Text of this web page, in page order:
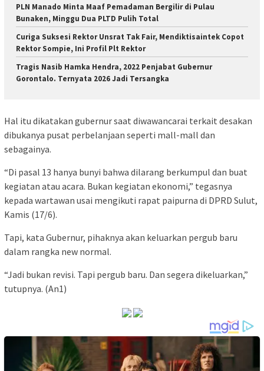
PLN Manado Minta Maaf Pemadaman Bergilir di Pulau
Bunaken, Minggu Dua PLTD Pulih Total
Curiga Suksesi Rektor Unsrat Tak Fair, Mendiktisaintek Copot
Rektor Sompie, Ini Profil Plt Rektor
Tragis Nasib Hamka Hendra, 2022 Penjabat Gubernur
Gorontalo. Ternyata 2026 Jadi Tersangka
Hal itu dikatakan gubernur saat diwawancarai terkait desakan
dibukanya pusat perbelanjaan seperti mall-mall dan
sebagainya.
“Di pasal 13 hanya bunyi bahwa dilarang berkumpul dan buat
kegiatan atau acara. Bukan kegiatan ekonomi,” tegasnya
kepada wartawan usai mengikuti rapat paipurna di DPRD Sulut,
Kamis (17/6).
Tapi, kata Gubernur, pihaknya akan keluarkan pergub baru
dalam rangka new normal.
“Jadi bukan revisi. Tapi pergub baru. Dan segera dikeluarkan,”
tutupnya. (An1)